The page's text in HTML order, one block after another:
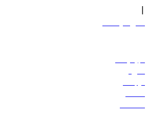
|
الشروط والأحكام
حجز الرحلات
العروض
الوجهات
الأمتعة
المساعدة